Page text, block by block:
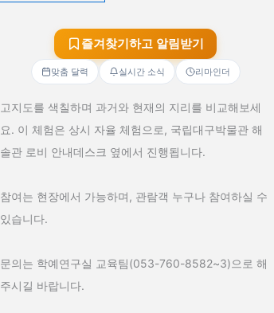
즐겨찾기하고 알림받기
맞춤 달력 실시간 소식 리마인더
고지도를 색칠하며 과거와 현재의 지리를 비교해보세
요. 이 체험은 상시 자율 체험으로, 국립대구박물관 해
솔관 로비 안내데스크 옆에서 진행됩니다.
참여는 현장에서 가능하며, 관람객 누구나 참여하실 수
있습니다.
문의는 학예연구실 교육팀(053-760-8582~3)으로 해
주시길 바랍니다.